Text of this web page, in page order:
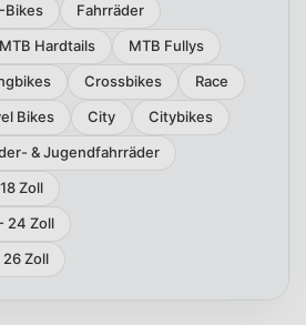
Bikes
Fahrräder
MTB Hardtails
MTB Fullys
Crossbikes
Race
Bikes City
Citybikes
& Jugendfahrräder
Zoll
24 Zoll
Zoll